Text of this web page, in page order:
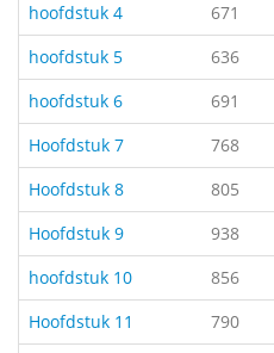
hoofdstuk 4
671
hoofdstuk 5
636
hoofdstuk 6
691
Hoofdstuk 7
768
Hoofdstuk 8
805
Hoofdstuk 9
938
hoofdstuk 10
856
Hoofdstuk 11
790